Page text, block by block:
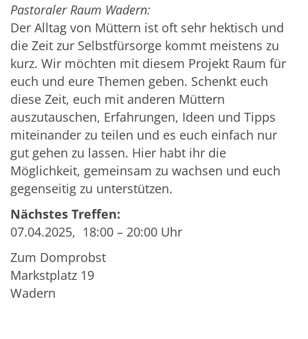
Pastoraler Raum Wadern:
Der Alltag von Müttern ist oft sehr hektisch und
die Zeit zur Selbstfürsorge kommt meistens zu
kurz. Wir möchten mit diesem Projekt Raum für
euch und eure Themen geben. Schenkt euch
diese Zeit, euch mit anderen Müttern
auszutauschen, Erfahrungen, Ideen und Tipps
miteinander zu teilen und es euch einfach nur
gut gehen zu lassen. Hier habt ihr die
Möglichkeit, gemeinsam zu wachsen und euch
gegenseitig zu unterstützen.
Nächstes Treffen:
07.04.2025, 18:00 – 20:00 Uhr
Zum Domprobst
Markstplatz 19
Wadern